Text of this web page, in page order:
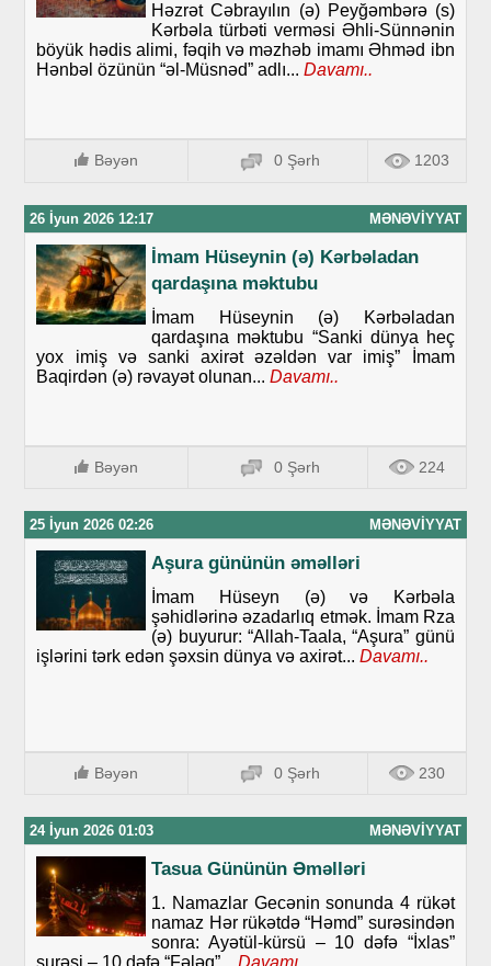
Həzrət Cəbrayılın (ə) Peyğəmbərə (s)
Kərbəla türbəti verməsi Əhli-Sünnənin
böyük hədis alimi, fəqih və məzhəb imamı Əhməd ibn
Hənbəl özünün “əl-Müsnəd” adlı... Davamı..
Bəyən 0 Şərh 1203
26 İyun 2026 12:17 MƏNƏVIYYAT
İmam Hüseynin (ə) Kərbəladan
qardaşına məktubu
İmam Hüseynin (ə) Kərbəladan
qardaşına məktubu “Sanki dünya heç
yox imiş və sanki axirət əzəldən var imiş” İmam
Baqirdən (ə) rəvayət olunan... Davamı..
Bəyən 0 Şərh 224
25 İyun 2026 02:26 MƏNƏVIYYAT
Aşura gününün əməlləri
İmam Hüseyn (ə) və Kərbəla
şəhidlərinə əzadarlıq etmək. İmam Rza
(ə) buyurur: “Allah-Taala, “Aşura” günü
işlərini tərk edən şəxsin dünya və axirət... Davamı..
Bəyən 0 Şərh 230
24 İyun 2026 01:03 MƏNƏVIYYAT
Tasua Gününün Əməlləri
1. Namazlar Gecənin sonunda 4 rükət
namaz Hər rükətdə “Həmd” surəsindən
sonra: Ayətül-kürsü – 10 dəfə “İxlas”